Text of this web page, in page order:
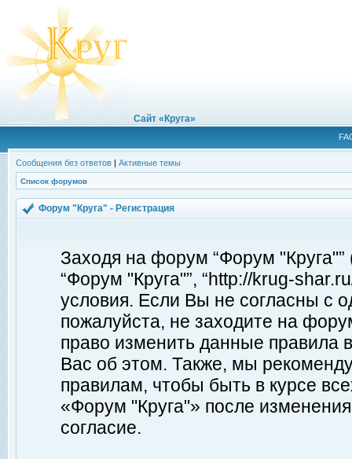
Сайт «Круга»
Сообщения без ответов | Активные темы
Список форумов
Форум "Круга" - Регистрация
Заходя на форум “Форум
“Форум "Круга"”, “http://krug-
условия. Если Вы не согласны с
пожалуйста, не заходите на
право изменить данные правила
Вас об этом. Также, мы
правилам, чтобы быть в курсе
«Форум "Круга"» после
согласие.